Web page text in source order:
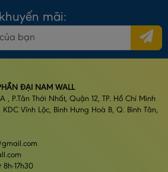
mãi:
ĐẠI NAM WALL
, P.Tân Thới Nhất, Quận 12, TP. Hồ Chí Minh
Vĩnh Lộc, Bình Hưng Hoà B, Q. Bình Tân,
8h-17h30